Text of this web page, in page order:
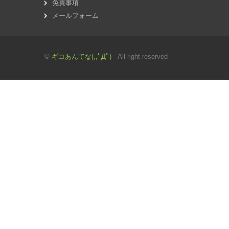
免責事項
メールフォーム
© ギコあんてな(,,ﾟДﾟ) - All right reserved